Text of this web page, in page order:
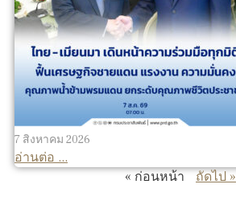
7 สิงหาคม 2026
อ่านต่อ ...
« ก่อนหน้า
ถัดไป »